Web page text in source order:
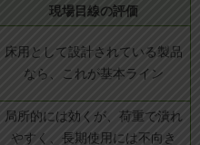
現場目線の評価
床用として設計されている製品
なら、これが基本ライン
局所的には効くが、荷重で潰れ
やすく、長期使用には不向き